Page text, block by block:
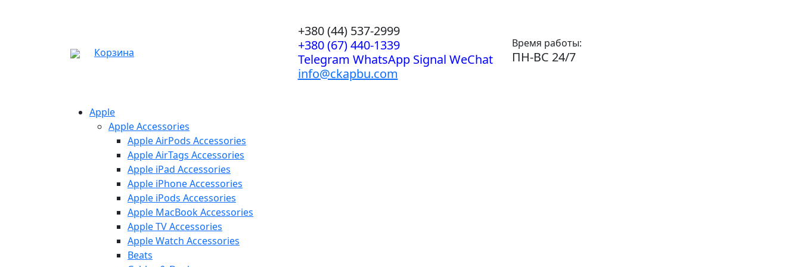
Корзина
+380 (44) 537-2999
+380 (67) 440-1339
Telegram WhatsApp Signal WeChat
info@ckapbu.com
Время работы:
ПН-ВС 24/7
Apple
Apple Accessories
Apple AirPods Accessories
Apple AirTags Accessories
Apple iPad Accessories
Apple iPhone Accessories
Apple iPods Accessories
Apple MacBook Accessories
Apple TV Accessories
Apple Watch Accessories
Beats